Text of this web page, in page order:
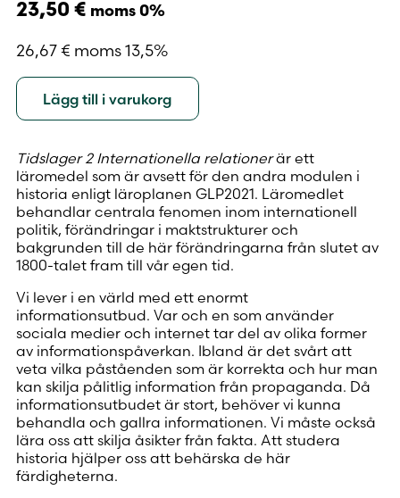
23,50 € moms 0%
26,67€ moms 13,5%
Lägg till i varukorg
Tidslager 2 Internationella relationerär ett
läromedel som är avsett för den andra modulen i
historia enligt läroplanen GLP2021. Läromedlet
behandlar centrala fenomen inom internationell
politik, förändringar i maktstrukturer och
bakgrunden till de här förändringarna från slutet av
1800-talet fram till vår egen tid.
Vi lever i en värld med ett enormt
informationsutbud. Var och en som använder
sociala medier och internet tar del av olika former
av informationspåverkan. Ibland är det svårt att
veta vilka påståenden som är korrekta och hur man
kan skilja pålitlig information från propaganda. Då
informationsutbudet är stort, behöver vi kunna
behandla och gallra informationen. Vi måste också
lära oss att skilja åsikter från fakta. Att studera
historia hjälper oss att behärska de här
färdigheterna.